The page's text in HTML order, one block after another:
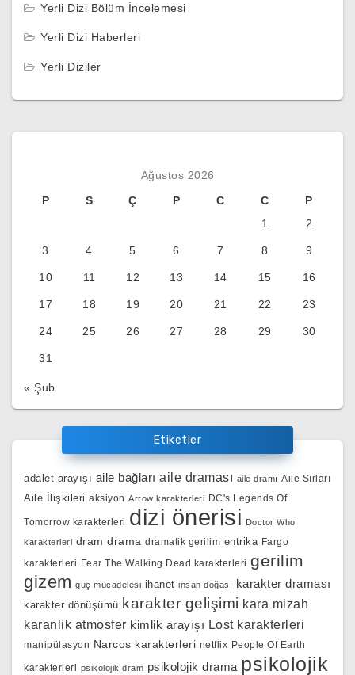
Yerli Dizi Bölüm İncelemesi
Yerli Dizi Haberleri
Yerli Diziler
Ağustos 2026
P
S Ç P C C
P
1
2
3 4 5 6 7 8 9
10 11 12 13 14 15 16
17 18 19 20 21 22 23
24 25 26 27 28 29 30
31
« Şub
Etiketler
adalet arayışı aile bağları aile draması aile dramı Aile Sırları
Aile İlişkileri aksiyon Arrow karakterleri DC's Legends Of
Tomorrow karakterleri dizi önerisi Doctor Who
karakterleri dram drama dramatik gerilim entrika Fargo
karakterleri Fear The Walking Dead karakterleri gerilim
gizem güç mücadelesi ihanet insan doğası karakter draması
karakter dönüşümü karakter gelişimi kara mizah
karanlik atmosfer kimlik arayışı Lost karakterleri
manipülasyon Narcos karakterleri netflix People Of Earth
karakterleri psikolojik dram psikolojik drama psikolojik